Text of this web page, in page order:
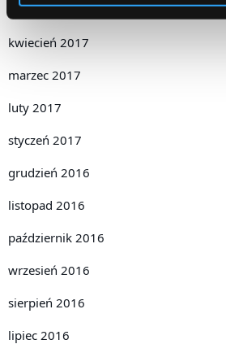
maj 2017
kwiecień 2017
marzec 2017
luty 2017
styczeń 2017
grudzień 2016
listopad 2016
październik 2016
wrzesień 2016
sierpień 2016
lipiec 2016